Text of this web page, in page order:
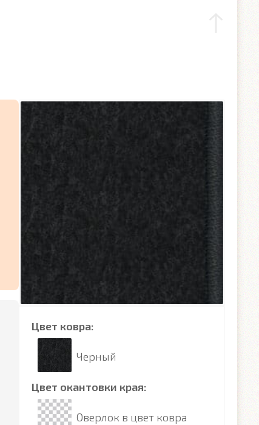
Цвет ковра:
Черный
Цвет окантовки края:
Оверлок в цвет ковра